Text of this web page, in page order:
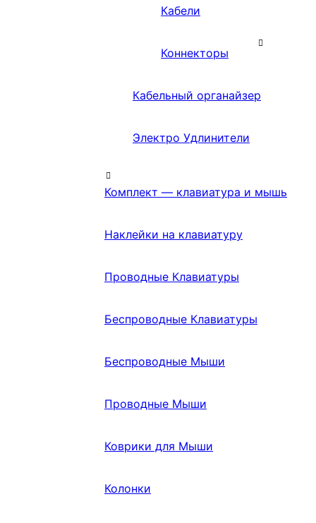
Кабели
Коннекторы
Кабельный органайзер
Электро Удлинители
Комплект — клавиатура и мышь
Наклейки на клавиатуру
Проводные Клавиатуры
Беспроводные Клавиатуры
Беспроводные Мыши
Проводные Мыши
Коврики для Мыши
Колонки